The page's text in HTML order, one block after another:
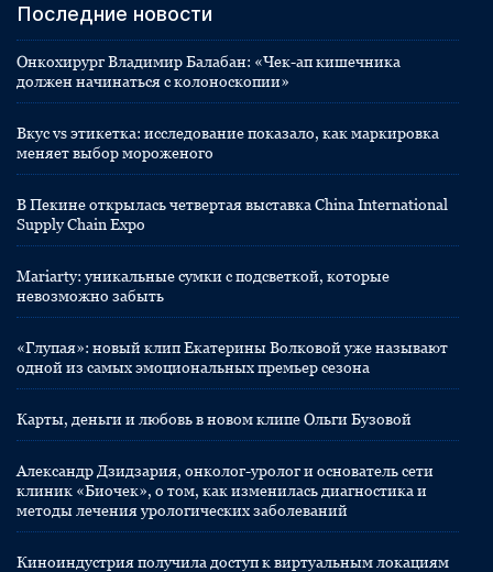
Последние новости
Онкохирург Владимир Балабан: «Чек-ап кишечника
должен начинаться с колоноскопии»
Вкус vs этикетка: исследование показало, как маркировка
меняет выбор мороженого
В Пекине открылась четвертая выставка China International
Supply Chain Expo
Mariarty: уникальные сумки с подсветкой, которые
невозможно забыть
«Глупая»: новый клип Екатерины Волковой уже называют
одной из самых эмоциональных премьер сезона
Карты, деньги и любовь в новом клипе Ольги Бузовой
Александр Дзидзария, онколог-уролог и основатель сети
клиник «Биочек», о том, как изменилась диагностика и
методы лечения урологических заболеваний
Киноиндустрия получила доступ к виртуальным локациям